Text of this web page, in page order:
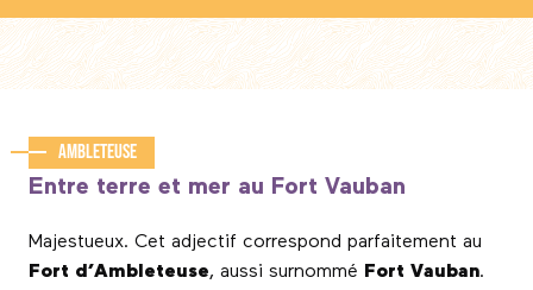
Ambleteuse
Entre terre et mer au Fort Vauban
Majestueux. Cet adjectif correspond parfaitement au
Fort d’Ambleteuse, aussi surnommé Fort Vauban.